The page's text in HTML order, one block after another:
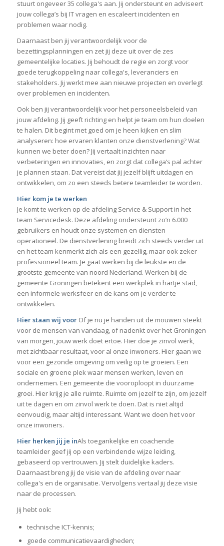
stuurt ongeveer 35 collega's aan. Jij ondersteunt en adviseert
jouw collega’s bij IT vragen en escaleert incidenten en
problemen waar nodig.
Daarnaast ben jij verantwoordelijk voor de
bezettingsplanningen en zet jij deze uit over de zes
gemeentelijke locaties. Jij behoudt de regie en zorgt voor
goede terugkoppeling naar collega's, leveranciers en
stakeholders. Jij werkt mee aan nieuwe projecten en overlegt
over problemen en incidenten.
Ook ben jij verantwoordelijk voor het personeelsbeleid van
jouw afdeling. Jij geeft richting en helpt je team om hun doelen
te halen. Dit begint met goed om je heen kijken en slim
analyseren: hoe ervaren klanten onze dienstverlening? Wat
kunnen we beter doen? Jij vertaalt inzichten naar
verbeteringen en innovaties, en zorgt dat collega’s pal achter
je plannen staan. Dat vereist dat jij jezelf blijft uitdagen en
ontwikkelen, om zo een steeds betere teamleider te worden.
Hier kom je te werken
Je komt te werken op de afdeling Service & Support in het
team Servicedesk. Deze afdeling ondersteunt zo’n 6.000
gebruikers en houdt onze systemen en diensten
operationeel. De dienstverlening breidt zich steeds verder uit
en het team kenmerkt zich als een gezellig, maar ook zeker
professioneel team. Je gaat werken bij de leukste en de
grootste gemeente van noord Nederland. Werken bij de
gemeente Groningen betekent een werkplek in hartje stad,
een informele werksfeer en de kans om je verder te
ontwikkelen.
Hier staan wij voor Of je nu je handen uit de mouwen steekt
voor de mensen van vandaag, of nadenkt over het Groningen
van morgen, jouw werk doet ertoe. Hier doe je zinvol werk,
met zichtbaar resultaat, voor al onze inwoners. Hier gaan we
voor een gezonde omgeving om veilig op te groeien. Een
sociale en groene plek waar mensen werken, leven en
ondernemen. Een gemeente die vooroploopt in duurzame
groei. Hier krijg je alle ruimte. Ruimte om jezelf te zijn, om jezelf
uit te dagen en om zinvol werk te doen. Dat is niet altijd
eenvoudig, maar altijd interessant. Want we doen het voor
onze inwoners.
Hier herken jij je inAls toegankelijke en coachende
teamleider geef jij op een verbindende wijze leiding,
gebaseerd op vertrouwen. Jij stelt duidelijke kaders.
Daarnaast breng jij de visie van de afdeling over naar
collega's en de organisatie. Vervolgens vertaal jij deze visie
naar de processen.
Jij hebt ook:
technische ICT-kennis;
goede communicatievaardigheden;